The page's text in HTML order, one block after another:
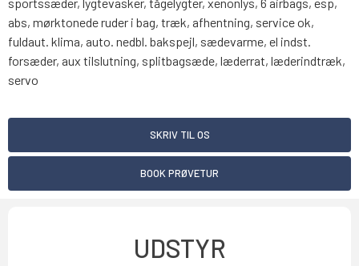
sportssæder, lygtevasker, tågelygter, xenonlys, 6 airbags, esp,
abs, mørktonede ruder i bag, træk, afhentning, service ok,
fuldaut. klima, auto. nedbl. bakspejl, sædevarme, el indst.
forsæder, aux tilslutning, splitbagsæde, læderrat, læderindtræk,
servo
SKRIV TIL OS
BOOK PRØVETUR
UDSTYR